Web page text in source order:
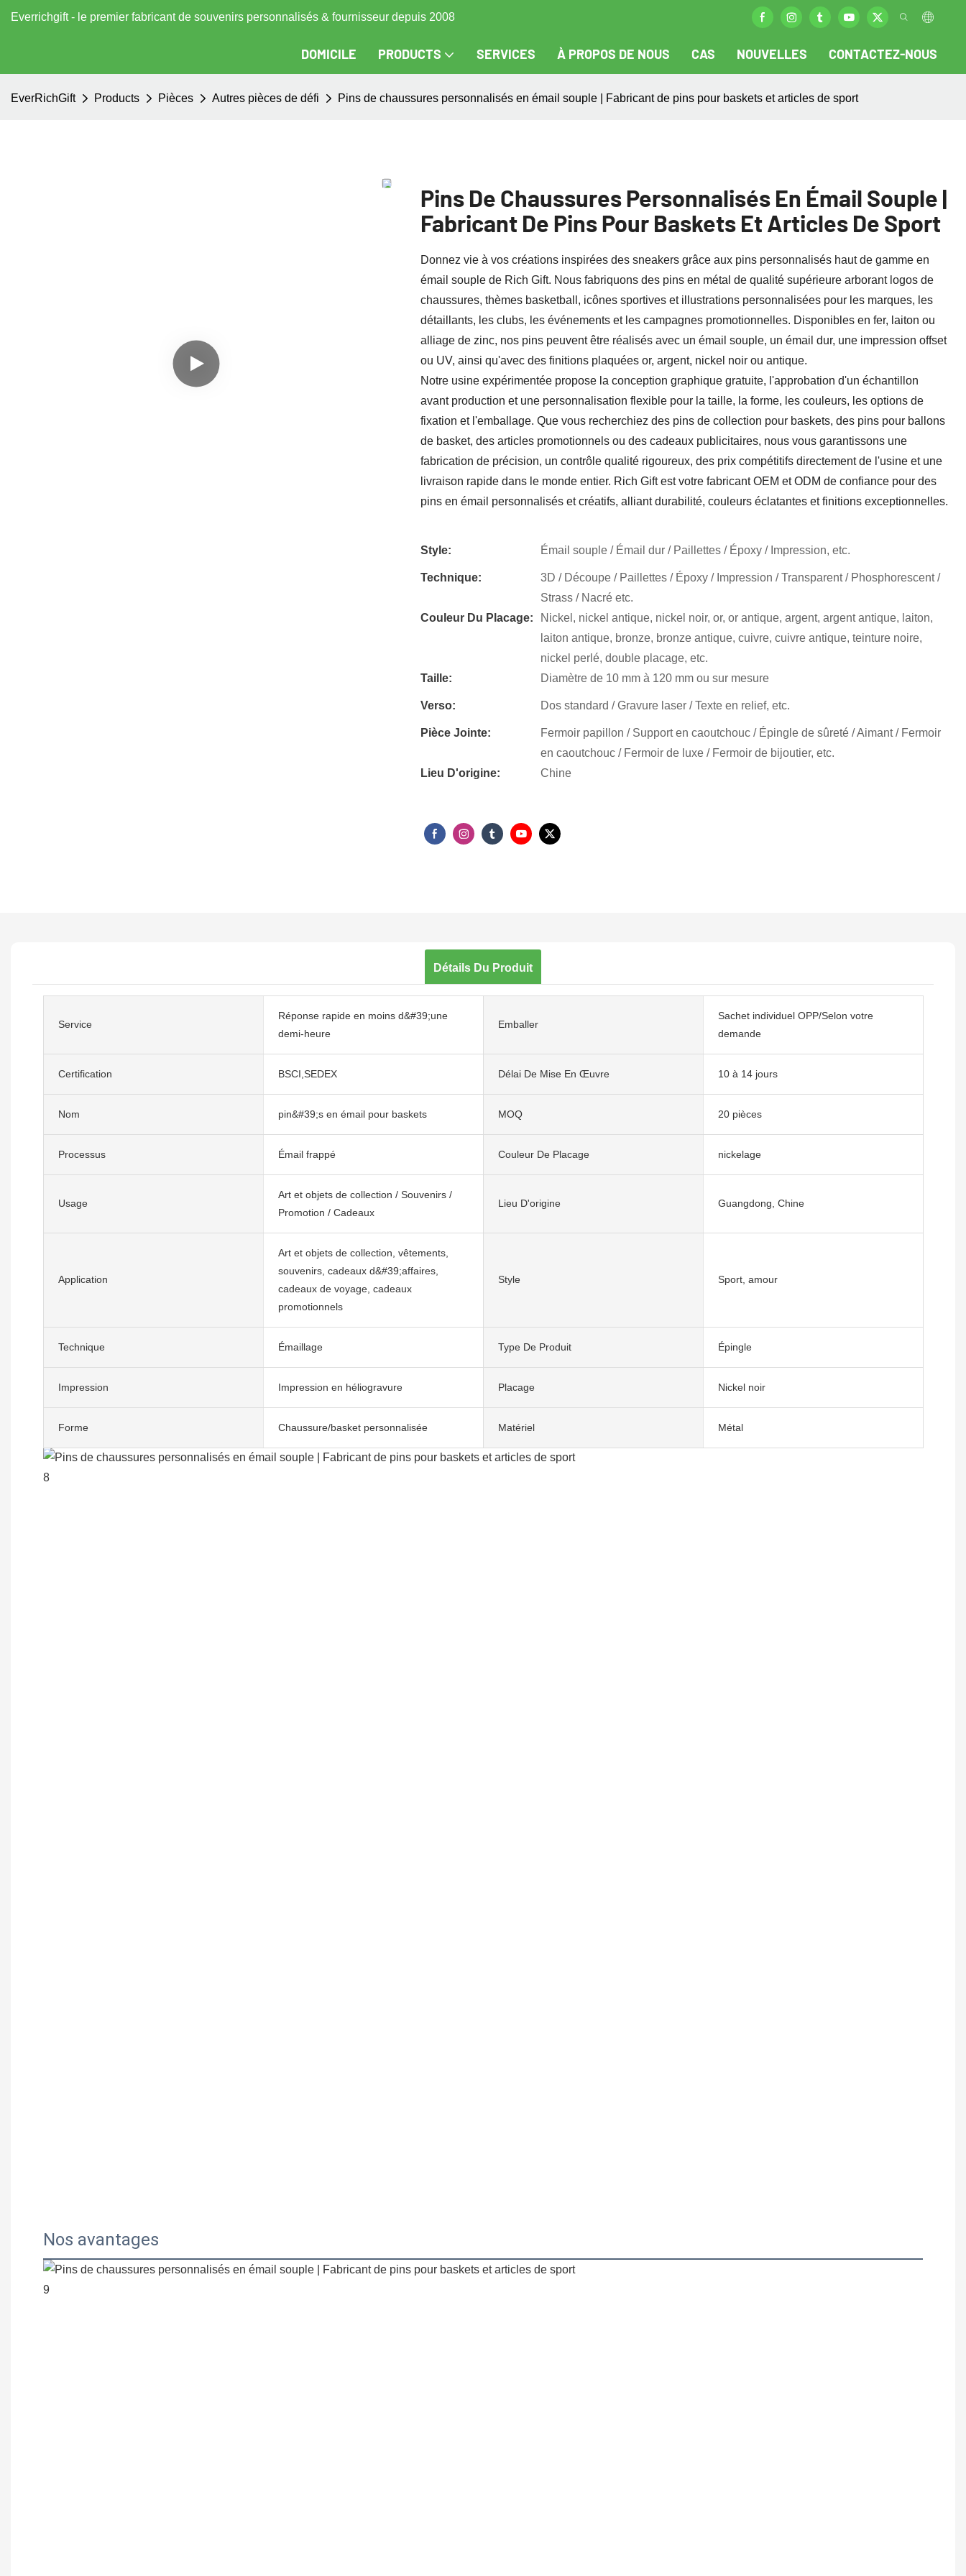
Everrichgift - le premier fabricant de souvenirs personnalisés & fournisseur depuis 2008
DOMICILE PRODUCTS SERVICES À PROPOS DE NOUS CAS NOUVELLES CONTACTEZ-NOUS
EverRichGift Products Pièces Autres pièces de défi Pins de chaussures personnalisés en émail souple | Fabricant de pins pour baskets et articles de sport
Pins De Chaussures Personnalisés En Émail Souple |
Fabricant De Pins Pour Baskets Et Articles De Sport
Donnez vie à vos créations inspirées des sneakers grâce aux pins personnalisés haut de gamme en
émail souple de Rich Gift. Nous fabriquons des pins en métal de qualité supérieure arborant logos de
chaussures, thèmes basketball, icônes sportives et illustrations personnalisées pour les marques, les
détaillants, les clubs, les événements et les campagnes promotionnelles. Disponibles en fer, laiton ou
alliage de zinc, nos pins peuvent être réalisés avec un émail souple, un émail dur, une impression offset
ou UV, ainsi qu'avec des finitions plaquées or, argent, nickel noir ou antique.
Notre usine expérimentée propose la conception graphique gratuite, l'approbation d'un échantillon
avant production et une personnalisation flexible pour la taille, la forme, les couleurs, les options de
fixation et l'emballage. Que vous recherchiez des pins de collection pour baskets, des pins pour ballons
de basket, des articles promotionnels ou des cadeaux publicitaires, nous vous garantissons une
fabrication de précision, un contrôle qualité rigoureux, des prix compétitifs directement de l'usine et une
livraison rapide dans le monde entier. Rich Gift est votre fabricant OEM et ODM de confiance pour des
pins en émail personnalisés et créatifs, alliant durabilité, couleurs éclatantes et finitions exceptionnelles.
Style: Émail souple / Émail dur / Paillettes / Époxy / Impression, etc.
Technique:
3D / Découpe / Paillettes / Époxy / Impression / Transparent / Phosphorescent /
Strass / Nacré etc.
Couleur Du Placage:
Nickel, nickel antique, nickel noir, or, or antique, argent, argent antique, laiton,
laiton antique, bronze, bronze antique, cuivre, cuivre antique, teinture noire,
nickel perlé, double placage, etc.
Taille:
Diamètre de 10 mm à 120 mm ou sur mesure
Verso: Dos standard / Gravure laser / Texte en relief, etc.
Pièce Jointe:
Fermoir papillon / Support en caoutchouc / Épingle de sûreté / Aimant / Fermoir
en caoutchouc / Fermoir de luxe / Fermoir de bijoutier, etc.
Lieu D'origine:
Chine
Détails Du Produit
Service
Réponse rapide en moins d&#39;une
demi-heure
Emballer
Sachet individuel OPP/Selon votre
demande
Certification BSCI,SEDEX Délai De Mise En Œuvre 10 à 14 jours
Nom pin&#39;s en émail pour baskets MOQ 20 pièces
Processus Émail frappé Couleur De Placage nickelage
Usage
Art et objets de collection / Souvenirs /
Promotion / Cadeaux
Lieu D'origine Guangdong, Chine
Application
Art et objets de collection, vêtements,
souvenirs, cadeaux d&#39;affaires,
cadeaux de voyage, cadeaux
promotionnels
Style Sport, amour
Technique Émaillage Type De Produit Épingle
Impression Impression en héliogravure Placage Nickel noir
Forme Chaussure/basket personnalisée Matériel Métal
Nos avantages